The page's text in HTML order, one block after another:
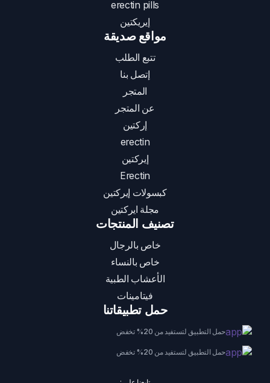
erectin pills
إيريكتين
مواقع صديقة
تتبع الطلب
إتصل بنا
المتجر
عن المتجر
إركتين
erectin
إيركتين
Erectin
كبسولات إيركتين
مجلة ايركتين
تصنيف المنتجات
خاص بالرجال
خاص بالنساء
الأعشاب الطبية
فيتامينات
حمل تطبيقاتنا
حمل التطبيق لتستفيد من 20% تخفض
حمل التطبيق لتستفيد من 20% تخفض